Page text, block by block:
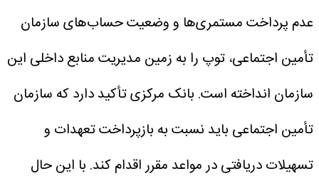
عدم پرداخت مستمری‌ها و وضعیت حساب‌های سازمان
تأمین اجتماعی، توپ را به زمین مدیریت منابع داخلی این
سازمان انداخته است. بانک مرکزی تأکید دارد که سازمان
تأمین اجتماعی باید نسبت به بازپرداخت تعهدات و
تسهیلات دریافتی در مواعد مقرر اقدام کند. با این حال